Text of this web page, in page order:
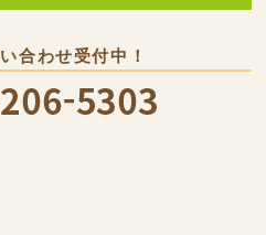
合わせ受付中！